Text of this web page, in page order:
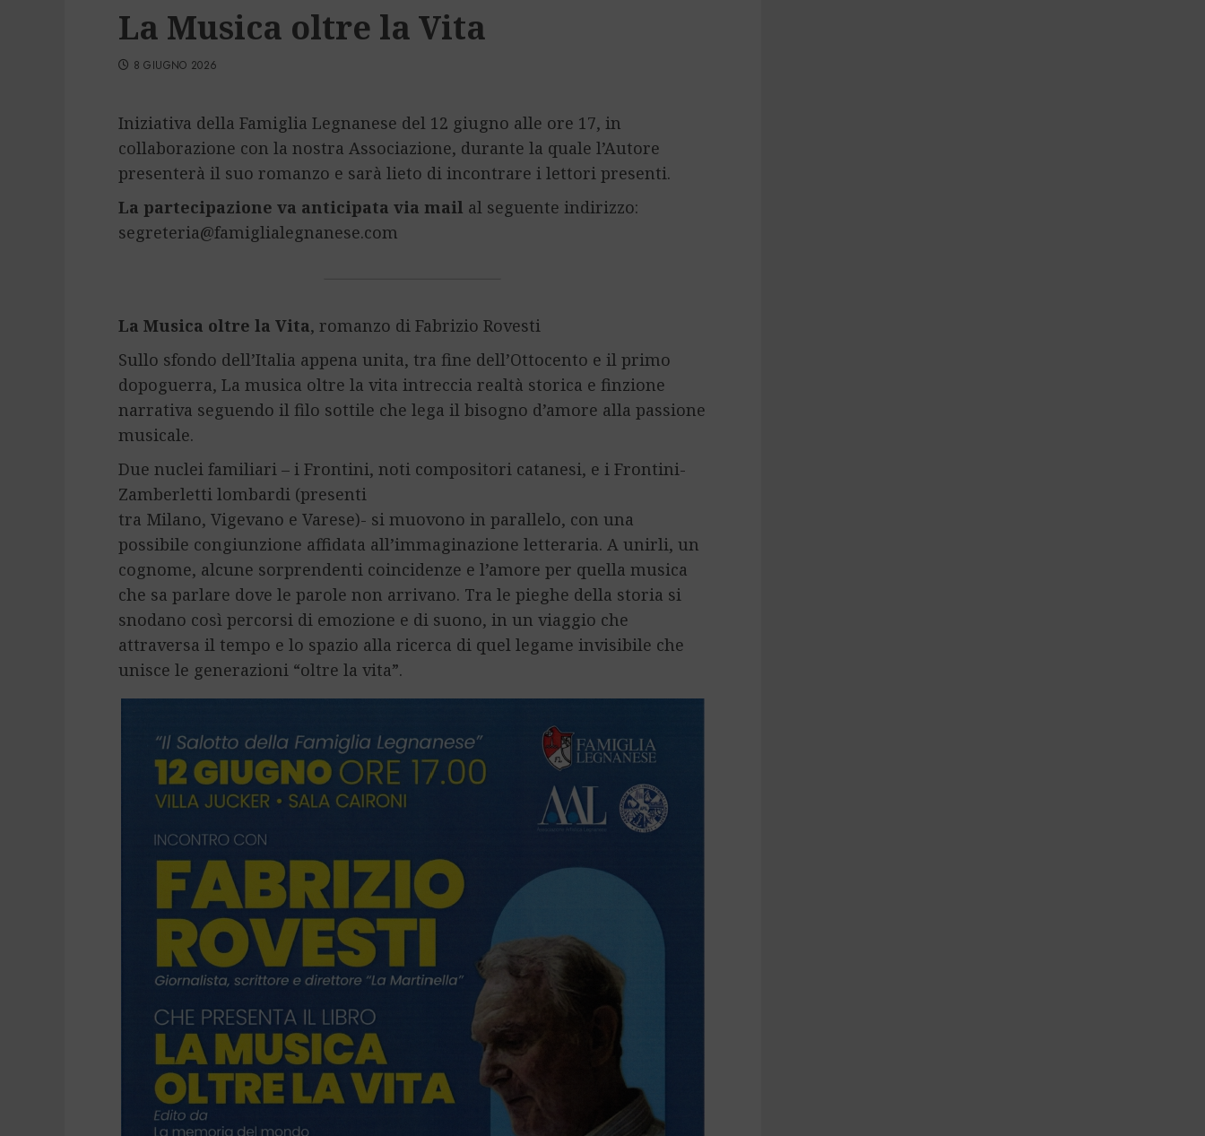
La Musica oltre la Vita
8 GIUGNO 2026
Iniziativa della Famiglia Legnanese del 12 giugno alle ore 17, in
collaborazione con la nostra Associazione, durante la quale l’Autore
presenterà il suo romanzo e sarà lieto di incontrare i lettori presenti.
La partecipazione va anticipata via mail al seguente indirizzo:
segreteria@famiglialegnanese.com
La Musica oltre la Vita, romanzo di Fabrizio Rovesti
Sullo sfondo dell’Italia appena unita, tra fine dell’Ottocento e il primo
dopoguerra, La musica oltre la vita intreccia realtà storica e finzione
narrativa seguendo il filo sottile che lega il bisogno d’amore alla passione
musicale.
Due nuclei familiari – i Frontini, noti compositori catanesi, e i Frontini-
Zamberletti lombardi (presenti
tra Milano, Vigevano e Varese)- si muovono in parallelo, con una
possibile congiunzione affidata all’immaginazione letteraria. A unirli, un
cognome, alcune sorprendenti coincidenze e l’amore per quella musica
che sa parlare dove le parole non arrivano. Tra le pieghe della storia si
snodano così percorsi di emozione e di suono, in un viaggio che
attraversa il tempo e lo spazio alla ricerca di quel legame invisibile che
unisce le generazioni “oltre la vita”.